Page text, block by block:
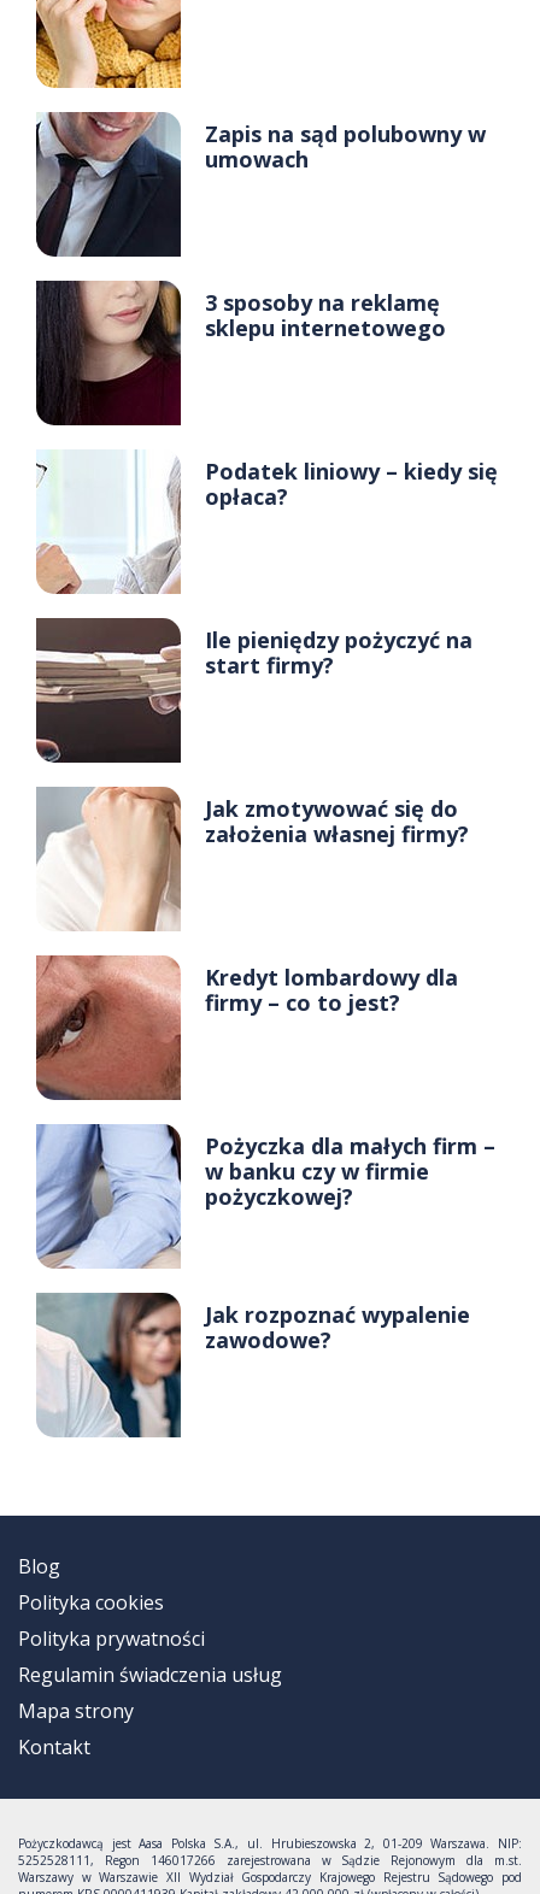
Zapis na sąd polubowny w
umowach
3 sposoby na reklamę
sklepu internetowego
Podatek liniowy – kiedy się
opłaca?
Ile pieniędzy pożyczyć na
start firmy?
Jak zmotywować się do
założenia własnej firmy?
Kredyt lombardowy dla
firmy – co to jest?
Pożyczka dla małych firm –
w banku czy w firmie
pożyczkowej?
Jak rozpoznać wypalenie
zawodowe?
Blog
Polityka cookies
Polityka prywatności
Regulamin świadczenia usług
Mapa strony
Kontakt
Pożyczkodawcą jest Aasa Polska S.A., ul. Hrubieszowska 2, 01-209 Warszawa. NIP:
5252528111, Regon 146017266 zarejestrowana w Sądzie Rejonowym dla m.st.
Warszawy w Warszawie XII Wydział Gospodarczy Krajowego Rejestru Sądowego pod